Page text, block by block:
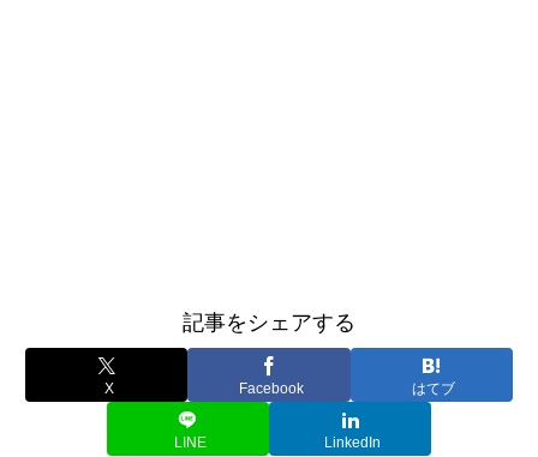
記事をシェアする
X Facebook はてブ
LINE LinkedIn